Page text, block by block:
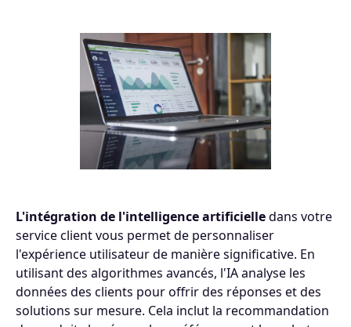
L'intégration de l'intelligence artificielledans votre
service client vous permet de personnaliser
l'expérience utilisateur de manière significative. En
utilisant des algorithmes avancés, l'IA analyse les
données des clients pour offrir des réponses et des
solutions sur mesure. Cela inclut la recommandation